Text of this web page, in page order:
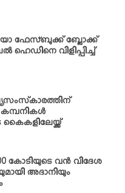
ഫേസ്ബുക്ക് ബ്ലോക്ക്
ഹെഡിനെ വിളിപ്പിച്ച്
കമ്പനികള്‍
കോടിയുടെ വന്‍ വിദേശ
അദാനിയും